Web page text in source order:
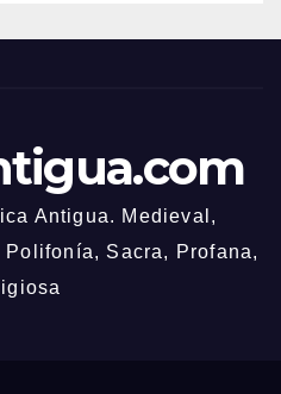
Antigua. Medieval,
Sacra, Profana,